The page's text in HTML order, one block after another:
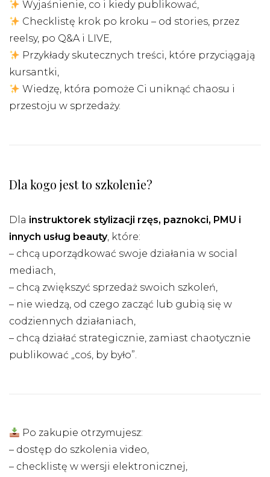
Wyjaśnienie, co i kiedy publikować,
Checklistę krok po kroku – od stories, przez
reelsy, po Q&A i LIVE,
Przykłady skutecznych treści, które przyciągają
kursantki,
Wiedzę, która pomoże Ci uniknąć chaosu i
przestoju w sprzedaży.
Dla kogo jest to szkolenie?
Dla instruktorek stylizacji rzęs, paznokci, PMU i
innych usług beauty, które:
– chcą uporządkować swoje działania w social
mediach,
– chcą zwiększyć sprzedaż swoich szkoleń,
– nie wiedzą, od czego zacząć lub gubią się w
codziennych działaniach,
– chcą działać strategicznie, zamiast chaotycznie
publikować „coś, by było”.
Po zakupie otrzymujesz:
– dostęp do szkolenia video,
– checklistę w wersji elektronicznej,